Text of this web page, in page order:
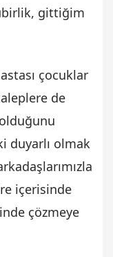
gittiğim
çocuklar
de
duyarlı olmak
içerisinde
çözmeye